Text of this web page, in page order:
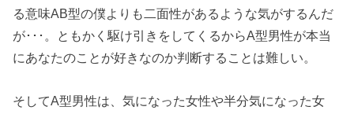
る意味AB型の僕よりも二面性があるような気がするんだ
が･･･。ともかく駆け引きをしてくるからA型男性が本当
にあなたのことが好きなのか判断することは難しい。
そしてA型男性は、気になった女性や半分気になった女